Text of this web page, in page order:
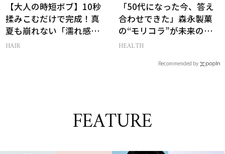
【大人の時短ボブ】10秒
揉みこむだけで完成！真
夏も崩れない「濡れ感ハ
ンサムヘア」
HAIR
「50代になった今、答え
合わせできた」森永製菓
の“モリコラ”が未来のキ
レイを連れてくる！
HEALTH
Recommended by
FEATURE